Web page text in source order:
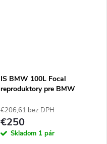
IS BMW 100L Focal
reproduktory pre BMW
€206,61 bez DPH
€250
Skladom 1 pár